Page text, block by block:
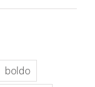
boldo